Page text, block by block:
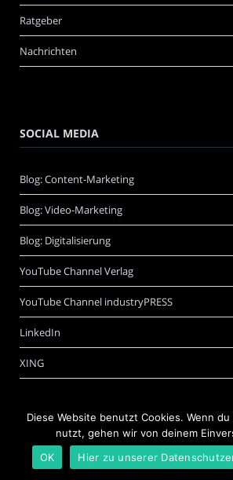
Ratgeber
Nachrichten
SOCIAL MEDIA
Blog: Content-Marketing
Blog: Video-Marketing
Blog: Digitalisierung
YouTube Channel Verlag
YouTube Channel industryPRESS
LinkedIn
XING
©Schwarzer.de Software +
Diese Website benutzt Cookies. Wenn
nutzt, gehen wir von deinem
OK
Hier zu unserer